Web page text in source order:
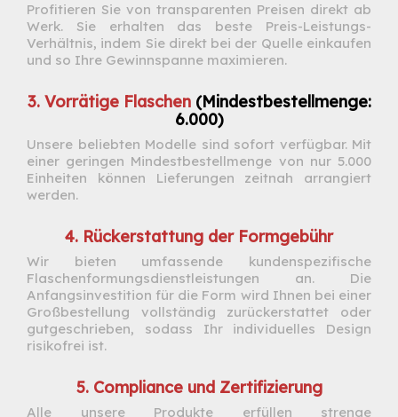
Profitieren Sie von transparenten Preisen direkt ab
Werk. Sie erhalten das beste Preis-Leistungs-
Verhältnis, indem Sie direkt bei der Quelle einkaufen
und so Ihre Gewinnspanne maximieren.
3. Vorrätige Flaschen (Mindestbestellmenge:
6.000)
Unsere beliebten Modelle sind sofort verfügbar. Mit
einer geringen Mindestbestellmenge von nur 5.000
Einheiten können Lieferungen zeitnah arrangiert
werden.
4. Rückerstattung der Formgebühr
Wir bieten umfassende kundenspezifische
Flaschenformungsdienstleistungen an. Die
Anfangsinvestition für die Form wird Ihnen bei einer
Großbestellung vollständig zurückerstattet oder
gutgeschrieben, sodass Ihr individuelles Design
risikofrei ist.
5. Compliance und Zertifizierung
Alle unsere Produkte erfüllen strenge